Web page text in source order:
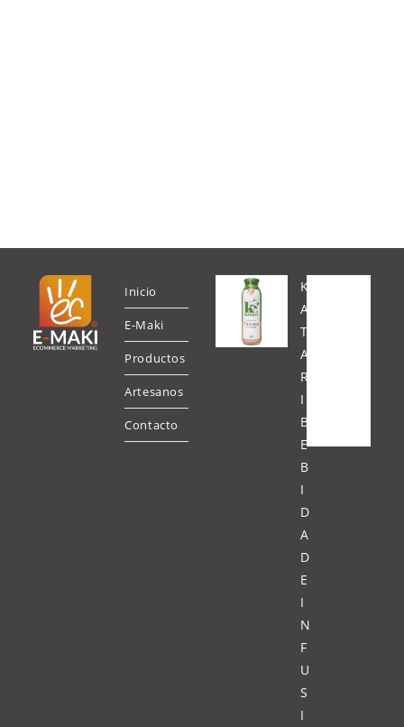
Inicio
E-Maki
Productos
Artesanos
Contacto
K
A
T
A
R
I
B
E
B
I
D
A
D
E
I
N
F
U
S
I